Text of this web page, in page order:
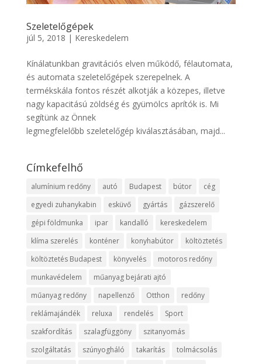
Szeletelőgépek
júl 5, 2018 | Kereskedelem
Kínálatunkban gravitációs elven működő, félautomata,
és automata szeletelőgépek szerepelnek. A
termékskála fontos részét alkotják a közepes, illetve
nagy kapacitású zöldség és gyümölcs aprítók is. Mi
segítünk az Önnek
legmegfelelőbb szeletelőgép kiválasztásában, majd...
Címkefelhő
alumínium redőny autó Budapest bútor
cég
egyedi zuhanykabin
esküvő gyártás
gázszerelő
gépi földmunka
ipar kandalló
kereskedelem
klíma szerelés
konténer konyhabútor
költöztetés
költöztetés Budapest
könyvelés
motoros redőny
munkavédelem
műanyag bejárati ajtó
műanyag redőny
napellenző Otthon
redőny
reklámajándék
reluxa rendelés
Sport
szakfordítás
szalagfüggöny
szitanyomás
szolgáltatás
szúnyogháló takarítás
tolmácsolás